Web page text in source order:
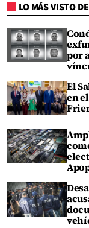
LO MÁS VISTO
por
El
en